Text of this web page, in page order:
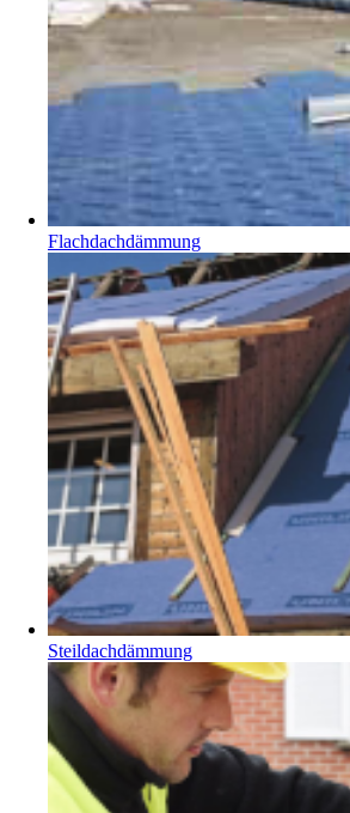
Flachdachdämmung
Steildachdämmung